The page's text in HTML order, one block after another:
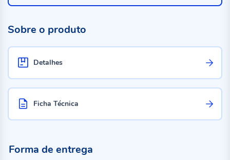
Sobre o produto
Detalhes
Ficha Técnica
Forma de entrega